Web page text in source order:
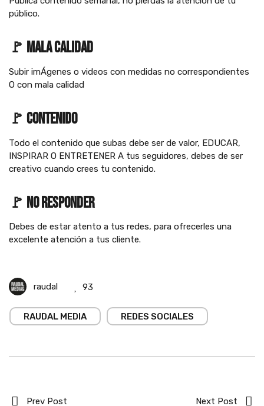
público.
🚩 mala calidad
Subir imÁgenes o videos con medidas no correspondientes
O con mala calidad
🚩 contenido
Todo el contenido que subas debe ser de valor, EDUCAR,
INSPIRAR O ENTRETENER A tus seguidores, debes de ser
creativo cuando crees tu contenido.
🚩 no responder
Debes de estar atento a tus redes, para ofrecerles una
excelente atención a tus cliente.
raudal 93
RAUDAL MEDIA REDES SOCIALES
Prev Post Next Post